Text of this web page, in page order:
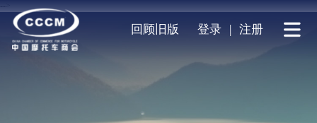
-->
回顾旧版 登录 注册